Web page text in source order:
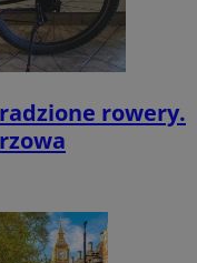
rowery.